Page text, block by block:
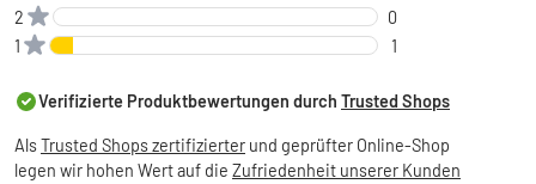
2
0
1
1
Verifizierte Produktbewertungen durch Trusted Shops
AlsTrusted Shops zertifizierter und geprüfter Online-Shop
legen wir hohen Wert auf die Zufriedenheit unserer Kunden